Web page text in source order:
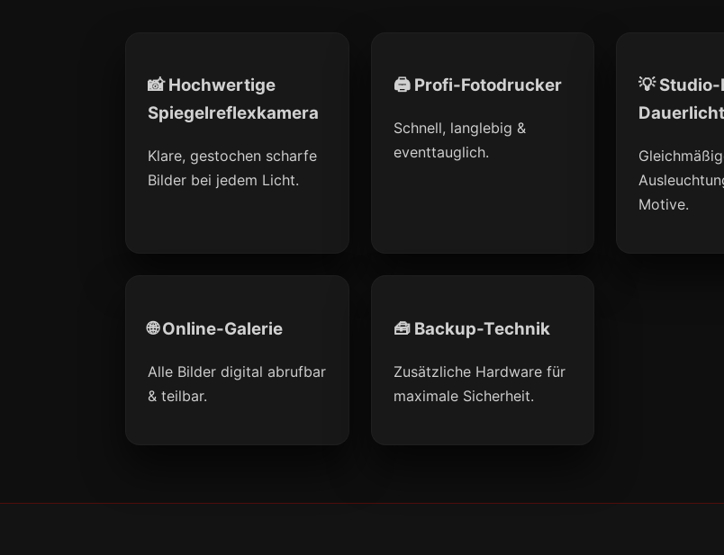
📸 Hochwertige
Spiegelreflexkamera
Klare, gestochen scharfe
Bilder bei jedem Licht.
🖨 Profi-Fotodrucker
Schnell, langlebig &
eventtauglich.
💡
Dauerlicht
Motive.
🌐 Online-Galerie
Alle Bilder digital abrufbar
& teilbar.
🧰 Backup-Technik
Zusätzliche Hardware für
maximale Sicherheit.